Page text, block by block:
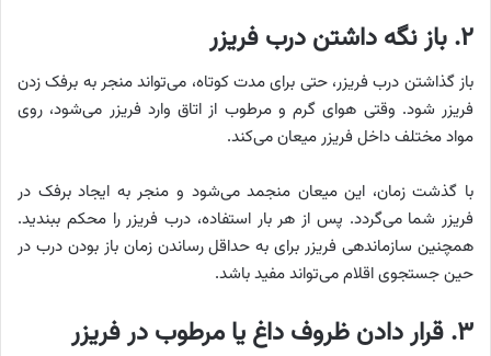
۲. باز نگه داشتن درب فریزر
باز گذاشتن درب فریزر، حتی برای مدت کوتاه، می‌تواند منجر به برفک زدن
فریزر شود. وقتی هوای گرم و مرطوب از اتاق وارد فریزر می‌شود، روی
مواد مختلف داخل فریزر میعان می‌کند.
با گذشت زمان، این میعان منجمد می‌شود و منجر به ایجاد برفک در
فریزر شما می‌گردد. پس از هر بار استفاده، درب فریزر را محکم ببندید.
همچنین سازماندهی فریزر برای به حداقل رساندن زمان باز بودن درب در
حین جستجوی اقلام می‌تواند مفید باشد.
۳. قرار دادن ظروف داغ یا مرطوب در فریزر